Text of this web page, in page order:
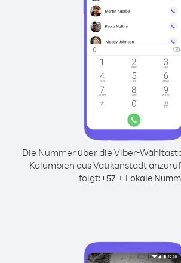
Die Nummer über die Viber-
Kolumbien aus Vatikanstadt
folgt:+57+ Lokale